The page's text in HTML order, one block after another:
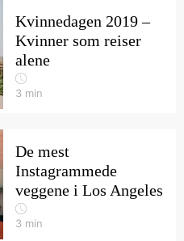
Kvinnedagen 2019 –
Kvinner som reiser
alene
3 min
De mest
Instagrammede
veggene i Los Angeles
3 min